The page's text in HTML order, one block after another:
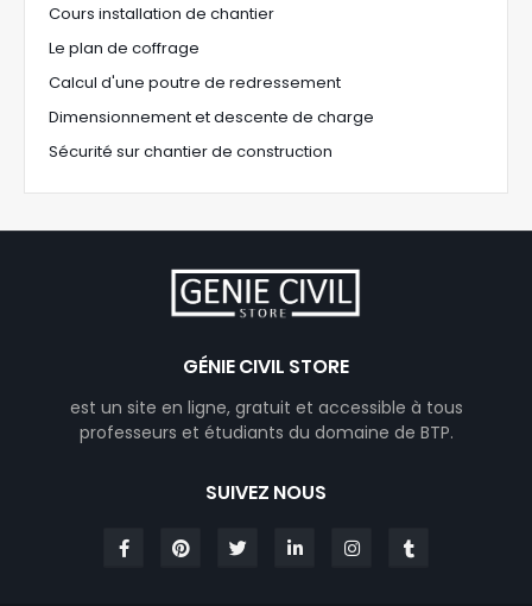
Cours installation de chantier
Le plan de coffrage
Calcul d'une poutre de redressement
Dimensionnement et descente de charge
Sécurité sur chantier de construction
GÉNIE CIVIL STORE
est un site en ligne, gratuit et accessible à tous
professeurs et étudiants du domaine de BTP.
SUIVEZ NOUS